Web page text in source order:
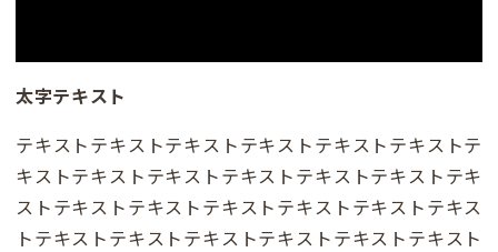
太字テキスト
テキストテキストテキストテキストテキストテキストテ
キストテキストテキストテキストテキストテキストテキ
ストテキストテキストテキストテキストテキストテキス
トテキストテキストテキストテキストテキストテキスト